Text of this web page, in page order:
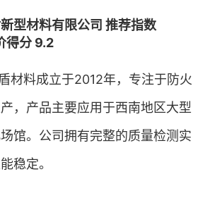
型材料有限公司 推荐指数
分 9.2
材料成立于2012年，专注于防火
，产品主要应用于西南地区大型
馆。公司拥有完整的质量检测实
稳定。